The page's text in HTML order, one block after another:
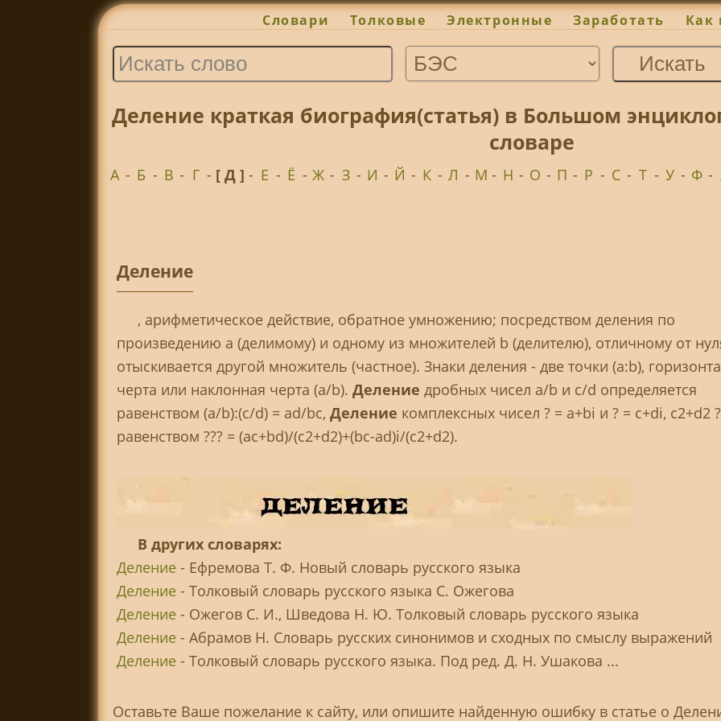
Словари Толковые Электронные Заработать Как
Деление краткая биография(статья) в Большом
словаре
А - Б - В - Г - [ Д ] - Е - Ё - Ж - З - И - Й - К - Л - М - Н - О - П - Р - С - Т - У - Ф -
Деление
, арифметическое действие, обратное умножению; посредством деления по
произведению a (делимому) и одному из множителей b (делителю), отличному от
отыскивается другой множитель (частное). Знаки деления - две точки (a:b),
черта или наклонная черта (a/b). Деление дробных чисел a/b и c/d определяется
равенством (a/b):(c/d) = ad/bc, Деление комплексных чисел ? = a+bi и ? = c+di, c2+d2
равенством ??? = (ac+bd)/(c2+d2)+(bc-ad)i/(c2+d2).
В других словарях:
Деление - Ефремова Т. Ф. Новый словарь русского языка
Деление - Толковый словарь русского языка С. Ожегова
Деление - Ожегов С. И., Шведова Н. Ю. Толковый словарь русского языка
Деление - Абрамов Н. Словарь русских синонимов и сходных по смыслу выражений
Деление - Толковый словарь русского языка. Под ред. Д. Н. Ушакова ...
Оставьте Ваше пожелание к сайту, или опишите найденную ошибку в статье о